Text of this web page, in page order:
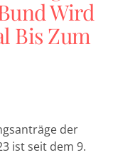
Wird
Bis Zum
der
ist seit dem 9.